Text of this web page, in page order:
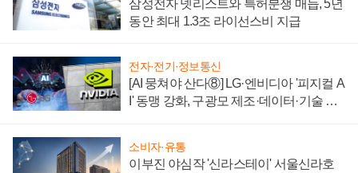
삼성전자 넷리스트와 특허분쟁 매듭, 5년
동안 최대 1.3조 라이선스비 지급
전자·전기·정보통신
[AI 뭉쳐야 산다⑧] LG·엔비디아 '피지컬 A
I' 동맹 강화, 구광모 제조·데이터·기술 결
소비자·유통
이부진 야심작 '신라스테이' 서울신라호